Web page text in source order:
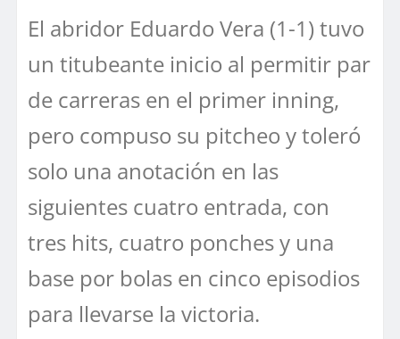
El abridor Eduardo Vera (1-1) tuvo
un titubeante inicio al permitir par
de carreras en el primer inning,
pero compuso su pitcheo y toleró
solo una anotación en las
siguientes cuatro entrada, con
tres hits, cuatro ponches y una
base por bolas en cinco episodios
para llevarse la victoria.